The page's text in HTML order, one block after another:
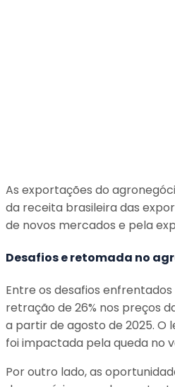
As exportações do
da receita brasileira das
de novos mercados e pela
Desafios e retomada no
Entre os desafios
retração de 26% nos preços
a partir de agosto de 2025. O
foi impactada pela queda no
Por outro lado, as